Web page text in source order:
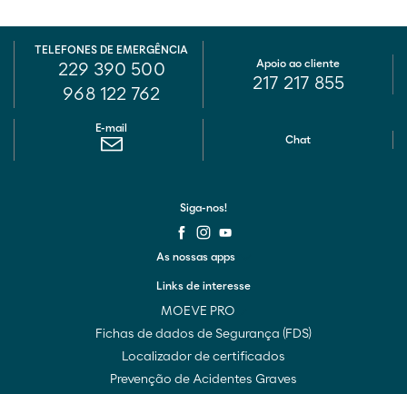
TELEFONES DE EMERGÊNCIA
229 390 500
968 122 762
E-mail
Chat
Apoio ao cliente
217 217 855
Links de interesse
MOEVE PRO
Fichas de dados de Segurança (FDS)
Localizador de certificados
Prevenção de Acidentes Graves
As nossas apps
Siga-nos!